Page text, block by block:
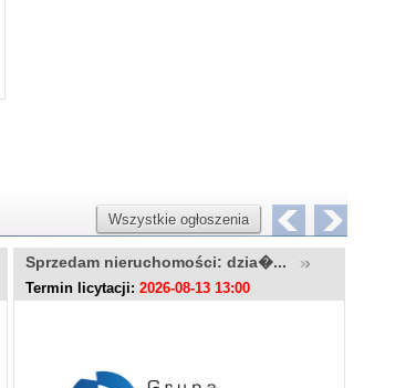
Wszystkie ogłoszenia
Sprzedam nieruchomości: dzia�...
Termin licytacji: 2026-08-13 13:00